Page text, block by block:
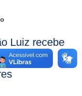
Luiz recebe